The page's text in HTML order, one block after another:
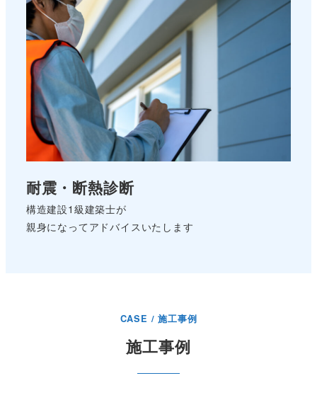
耐震・断熱診断
構造建設1級建築士が
親身になってアドバイスいたします
CASE / 施工事例
施工事例